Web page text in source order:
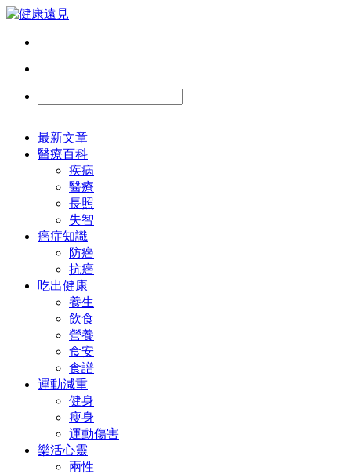
最新文章
醫療百科
疾病
醫療
長照
失智
癌症知識
防癌
抗癌
吃出健康
養生
飲食
營養
食安
食譜
運動減重
健身
瘦身
運動傷害
樂活心靈
兩性